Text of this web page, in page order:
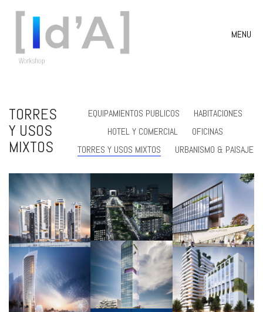
MENU
TORRES
Y USOS
MIXTOS
EQUIPAMIENTOS PUBLICOS
HABITACIONES
HOTEL Y COMERCIAL
OFICINAS
TORRES Y USOS MIXTOS
URBANISMO & PAISAJE